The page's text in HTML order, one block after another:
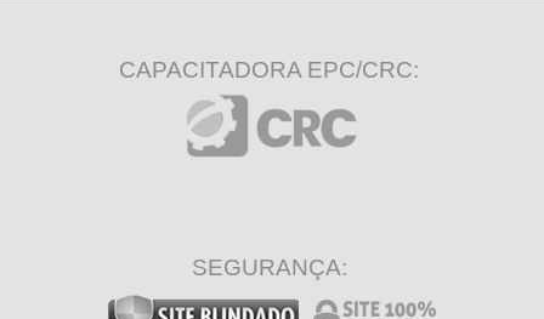
CAPACITADORA EPC/CRC:
SEGURANÇA: